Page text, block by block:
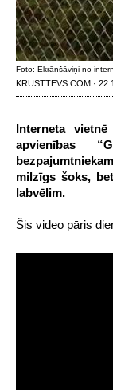
Foto: Ekrānšāviņi no
KRUSTTEVS.COM ·
Interneta vietnē
apvienības
milzīgs šoks,
labvēlim.
Šis video pāris